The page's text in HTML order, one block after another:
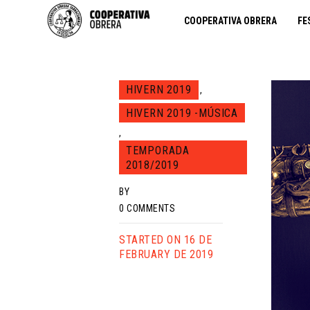
COOPERATIVA OBRERA
HIVERN 2019 ,
HIVERN 2019 -MÚSICA
,
TEMPORADA
2018/2019
BY
0 COMMENTS
STARTED ON 16 DE
FEBRUARY DE 2019